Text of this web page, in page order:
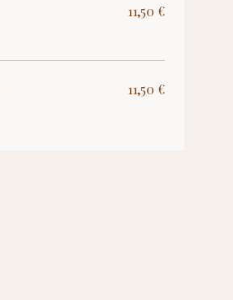
11,50 €
11,50 €